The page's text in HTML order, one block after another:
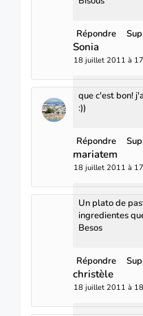
Répondre
Sonia
18 juillet 2011 à
que c'est bon!
:))
Répondre
mariatem
18 juillet 2011 à
Un plato de
ingredientes
Besos
Répondre
christèle
18 juillet 2011 à